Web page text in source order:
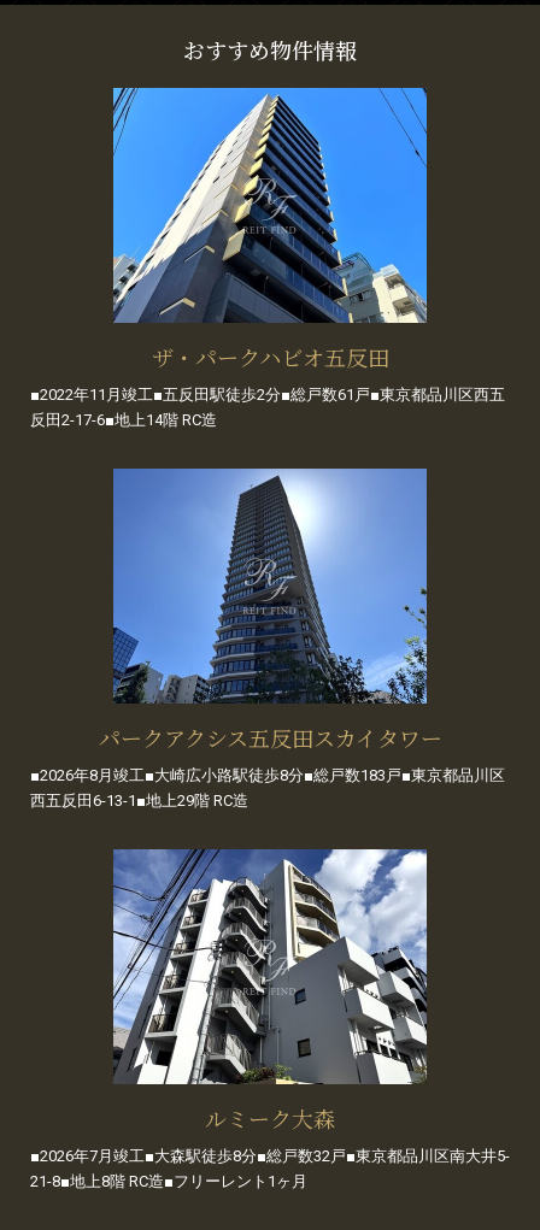
おすすめ物件情報
ザ・パークハビオ五反田
■2022年11月竣工■五反田駅徒歩2分■総戸数61戸■東京都品川区西五
反田2-17-6■地上14階 RC造
パークアクシス五反田スカイタワー
■2026年8月竣工■大崎広小路駅徒歩8分■総戸数183戸■東京都品川区
西五反田6-13-1■地上29階 RC造
ルミーク大森
■2026年7月竣工■大森駅徒歩8分■総戸数32戸■東京都品川区南大井5-
21-8■地上8階 RC造■フリーレント1ヶ月